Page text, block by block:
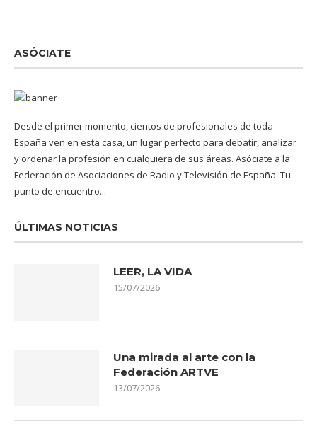
ASÓCIATE
Desde el primer momento, cientos de profesionales de toda
España ven en esta casa, un lugar perfecto para debatir, analizar
y ordenar la profesión en cualquiera de sus áreas. Asóciate a la
Federación de Asociaciones de Radio y Televisión de España: Tu
punto de encuentro...
ÚLTIMAS NOTICIAS
LEER, LA VIDA
15/07/2026
Una mirada al arte con la
Federación ARTVE
13/07/2026